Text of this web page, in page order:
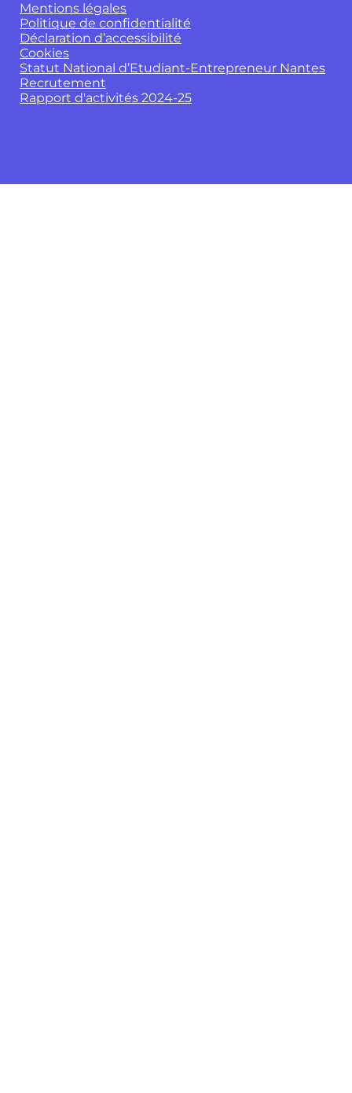
Mentions légales
Politique de confidentialité
Déclaration d’accessibilité
Cookies
Statut National d’Etudiant-Entrepreneur Nantes
Recrutement
Rapport d'activités 2024-25